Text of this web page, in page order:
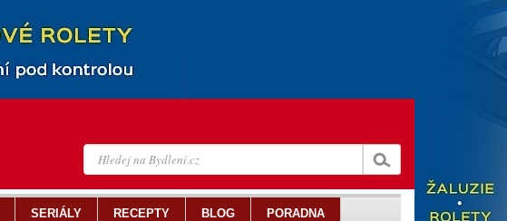
SERIÁLY RECEPTY BLOG PORADNA